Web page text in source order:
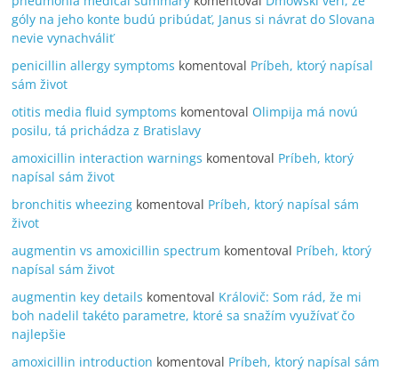
góly na jeho konte budú pribúdať, Janus si návrat do Slovana
nevie vynachváliť
penicillin allergy symptoms komentoval Príbeh, ktorý napísal
sám život
otitis media fluid symptoms komentoval Olimpija má novú
posilu, tá prichádza z Bratislavy
amoxicillin interaction warnings komentoval Príbeh, ktorý
napísal sám život
bronchitis wheezing komentoval Príbeh, ktorý napísal sám
život
augmentin vs amoxicillin spectrum komentoval Príbeh, ktorý
napísal sám život
augmentin key details komentoval Královič: Som rád, že mi
boh nadelil takéto parametre, ktoré sa snažím využívať čo
najlepšie
amoxicillin introduction komentoval Príbeh, ktorý napísal sám